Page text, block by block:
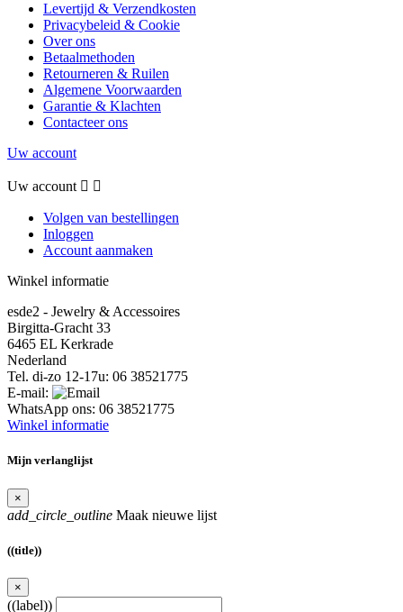
Levertijd & Verzendkosten
Privacybeleid & Cookie
Over ons
Betaalmethoden
Retourneren & Ruilen
Algemene Voorwaarden
Garantie & Klachten
Contacteer ons
Uw account
Uw account  
Volgen van bestellingen
Inloggen
Account aanmaken
Winkel informatie
esde2 - Jewelry & Accessoires
Birgitta-Gracht 33
6465 EL Kerkrade
Nederland
Tel. di-zo 12-17u: 06 38521775
E-mail:
WhatsApp ons: 06 38521775
Winkel informatie
Mijn verlanglijst
×
add_circle_outline Maak nieuwe lijst
((title))
×
((label))